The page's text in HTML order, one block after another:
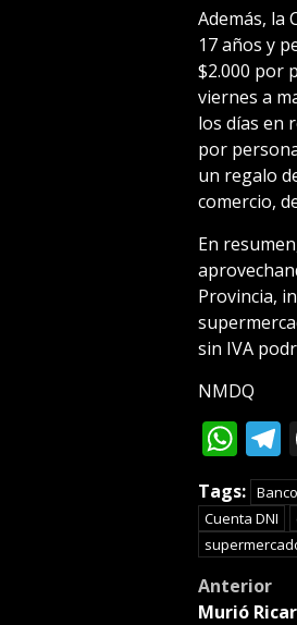
Además, la
17 años y
$2.000 por
viernes a
los días en
por
un regalo
comercio,
En
Provincia,
sin IVA
NMDQ
Tags:
Cuenta DNI
Post
Anterior
Murió